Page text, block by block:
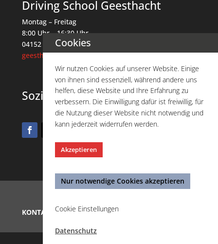
Driving School Geesthacht
Montag – Freitag
8:00 Uhr – 16:30 Uhr
04152 / 88 82 88 4
geesthacht@driving-school.de
Soziale Netzwerke
KONTAKT |AGB |IMPRESSUM
Cookies
Wir nutzen Cookies auf unserer Website. Einige
von ihnen sind essenziell, während andere uns
helfen, diese Website und Ihre Erfahrung zu
verbessern. Die Einwilligung dafür ist freiwillig, für
die Nutzung dieser Website nicht notwendig und
kann jederzeit widerrufen werden.
Akzeptieren
Nur notwendige Cookies akzeptieren
Cookie Einstellungen
Datenschutz